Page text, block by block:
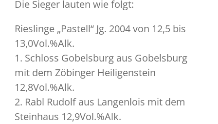
Die Sieger lauten wie folgt:
Rieslinge „Pastell“ Jg. 2004 von 12,5 bis
13,0Vol.%Alk.
1. Schloss Gobelsburg aus Gobelsburg
mit dem Zöbinger Heiligenstein
12,8Vol.%Alk.
2. Rabl Rudolf aus Langenlois mit dem
Steinhaus 12,9Vol.%Alk.